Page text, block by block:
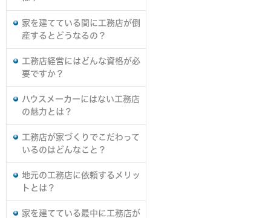
家を建てている間に工務店が倒
産するとどうなるの？
工務店経営にはどんな資格が必
要ですか？
ハウスメーカーにはない工務店
の魅力とは？
工務店が家づくりでこだわって
いるのはどんなこと？
地元の工務店に依頼するメリッ
トとは？
家を建てている最中に工務店が